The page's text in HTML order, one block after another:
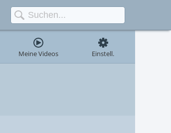
Meine Videos Einstell.